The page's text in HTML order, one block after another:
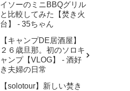
イソーのミニBBQグリル
と比較してみた【焚き火
台】 - 35ちゃん
【キャンプDE居酒屋】
２６歳旦那。初のソロキ
ャンプ【VLOG】 - 酒好
き夫婦の日常
【solotour】新しい焚き